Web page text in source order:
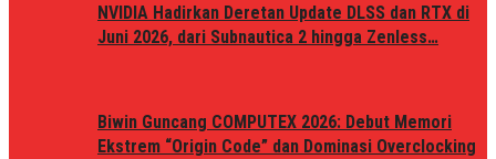
NVIDIA Hadirkan Deretan Update DLSS dan RTX di
Juni 2026, dari Subnautica 2 hingga Zenless…
Biwin Guncang COMPUTEX 2026: Debut Memori
Ekstrem “Origin Code” dan Dominasi Overclocking